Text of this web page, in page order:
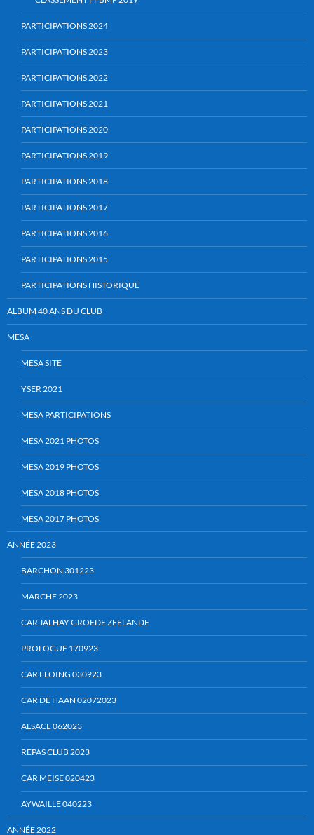
PARTICIPATIONS 2024
PARTICIPATIONS 2023
PARTICIPATIONS 2022
PARTICIPATIONS 2021
PARTICIPATIONS 2020
PARTICIPATIONS 2019
PARTICIPATIONS 2018
PARTICIPATIONS 2017
PARTICIPATIONS 2016
PARTICIPATIONS 2015
PARTICIPATIONS HISTORIQUE
ALBUM 40 ANS DU CLUB
MESA
MESA SITE
YSER 2021
MESA PARTICIPATIONS
MESA 2021 PHOTOS
MESA 2019 PHOTOS
MESA 2018 PHOTOS
MESA 2017 PHOTOS
ANNÉE 2023
BARCHON 301223
MARCHE 2023
CAR JALHAY GROEDE ZEELANDE
PROLOGUE 170923
CAR FLOING 030923
CAR DE HAAN 02072023
ALSACE 062023
REPAS CLUB 2023
CAR MEISE 020423
AYWAILLE 040223
ANNÉE 2022